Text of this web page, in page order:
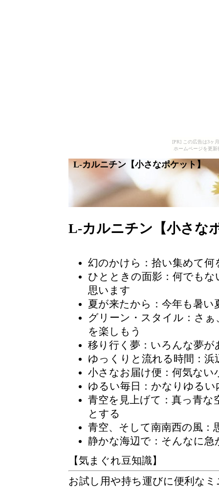
[PR] この広告は3ヶ
ホームページを更
L-カルニチン【小さなポケット】
L-カルニチン【小さな
幻のかけら：拾い集めて
ひとときの面影：何でも
思います
夏が来たから：今年も暑い
グリーン・スタイル：さ
を楽しもう
移り行く夢：いろんな夢
ゆっくりと流れる時間：
小さなお届け便：何気な
ゆるい毎日：かなりゆるい
青空を見上げて：真っ青
とする
青空、そして南南西の風
静かな海辺で ：そんなに
【気まぐれ豆知識】
お試し用や持ち運びに便利な